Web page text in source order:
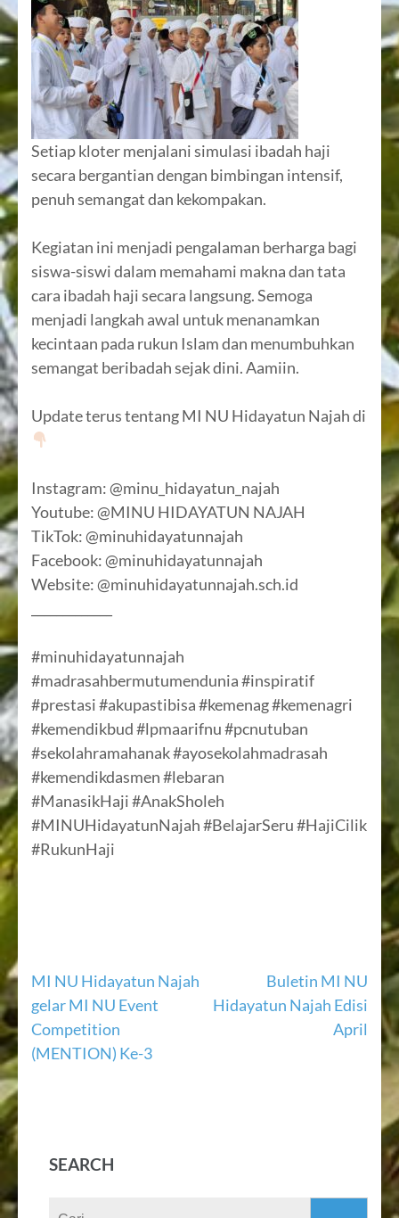
Setiap kloter menjalani simulasi ibadah haji
secara bergantian dengan bimbingan intensif,
penuh semangat dan kekompakan.
Kegiatan ini menjadi pengalaman berharga bagi
siswa-siswi dalam memahami makna dan tata
cara ibadah haji secara langsung. Semoga
menjadi langkah awal untuk menanamkan
kecintaan pada rukun Islam dan menumbuhkan
semangat beribadah sejak dini. Aamiin.
Update terus tentang MI NU Hidayatun Najah di
Instagram: @minu_hidayatun_najah
Youtube: @MINU HIDAYATUN NAJAH
TikTok: @minuhidayatunnajah
Facebook: @minuhidayatunnajah
Website: @minuhidayatunnajah.sch.id
#minuhidayatunnajah
#madrasahbermutumendunia #inspiratif
#prestasi #akupastibisa #kemenag #kemenagri
#kemendikbud #lpmaarifnu #pcnutuban
#sekolahramahanak #ayosekolahmadrasah
#kemendikdasmen #lebaran
#ManasikHaji #AnakSholeh
#MINUHidayatunNajah #BelajarSeru #HajiCilik
#RukunHaji
Navigasi
pos
MI NU Hidayatun Najah
gelar MI NU Event
Competition
(MENTION) Ke-3
Buletin MI NU
Hidayatun Najah Edisi
April
SEARCH